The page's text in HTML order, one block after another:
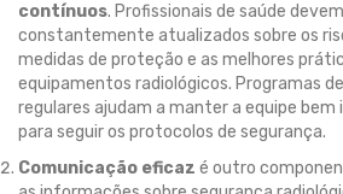
contínuos. Profissionais de saúde
constantemente atualizados sobre os
medidas de proteção e as melhores
equipamentos radiológicos. Programas
regulares ajudam a manter a equipe
para seguir os protocolos de segurança.
Comunicação eficaz é outro